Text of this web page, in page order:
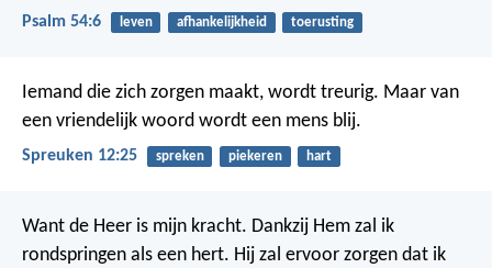
Psalm 54:6 leven afhankelijkheid toerusting
Iemand die zich zorgen maakt, wordt treurig. Maar van
een vriendelijk woord wordt een mens blij.
Spreuken 12:25 spreken piekeren hart
Want de Heer is mijn kracht. Dankzij Hem zal ik
rondspringen als een hert. Hij zal ervoor zorgen dat ik